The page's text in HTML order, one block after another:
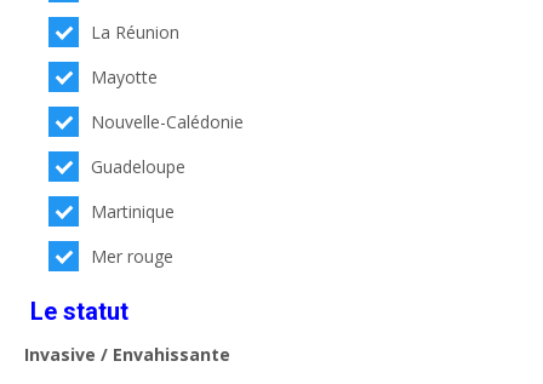
La Réunion
Mayotte
Nouvelle-Calédonie
Guadeloupe
Martinique
Mer rouge
Le statut
Invasive / Envahissante